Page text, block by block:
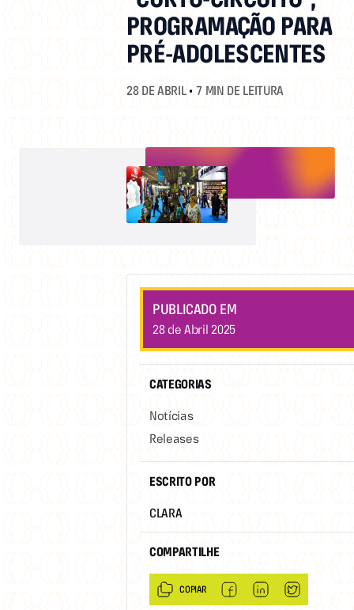
PROGRAMAÇÃO PARA
PRÉ-ADOLESCENTES
28 DE ABRIL •7 MIN DE LEITURA
PUBLICADO EM
28 de Abril 2025
CATEGORIAS
Notícias
Releases
ESCRITO POR
CLARA
COMPARTILHE
COPIAR